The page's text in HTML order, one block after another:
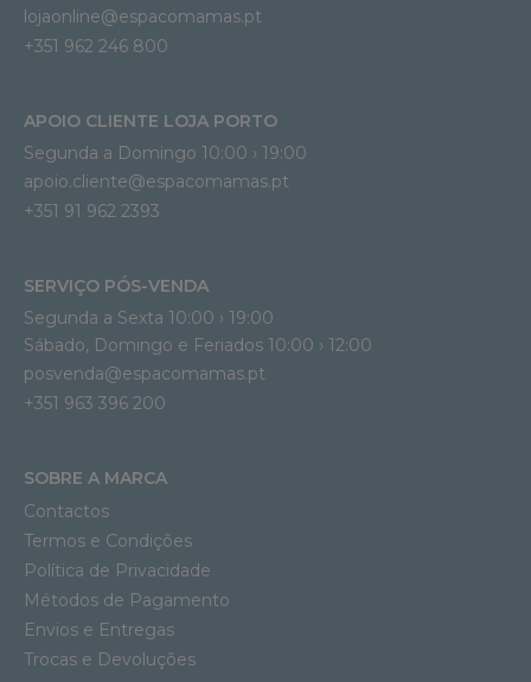
lojaonline@espacomamas.pt
+351 962 246 800
APOIO CLIENTE LOJA PORTO
Segunda a Domingo 10:00 › 19:00
apoio.cliente@espacomamas.pt
+351 91 962 2393
SERVIÇO PÓS-VENDA
Segunda a Sexta 10:00 › 19:00
Sábado, Domingo e Feriados 10:00 › 12:00
posvenda@espacomamas.pt
+351 963 396 200
SOBRE A MARCA
Contactos
Termos e Condições
Política de Privacidade
Métodos de Pagamento
Envios e Entregas
Trocas e Devoluções